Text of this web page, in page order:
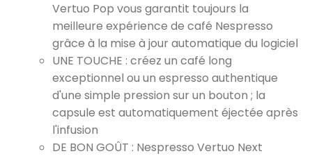
Vertuo Pop vous garantit toujours la
meilleure expérience de café Nespresso
grâce à la mise à jour automatique du logiciel
UNE TOUCHE : créez un café long
exceptionnel ou un espresso authentique
d'une simple pression sur un bouton ; la
capsule est automatiquement éjectée après
l'infusion
DE BON GOÛT : Nespresso Vertuo Next